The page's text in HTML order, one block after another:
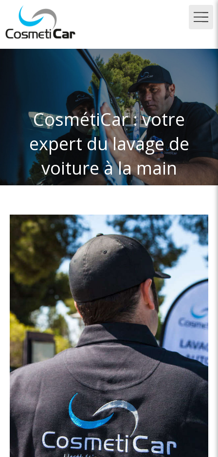
CosmétiCar : votre
expert du lavage de
voiture à la main